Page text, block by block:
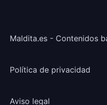
Maldita.es - Contenidos
Política de privacidad
Aviso legal